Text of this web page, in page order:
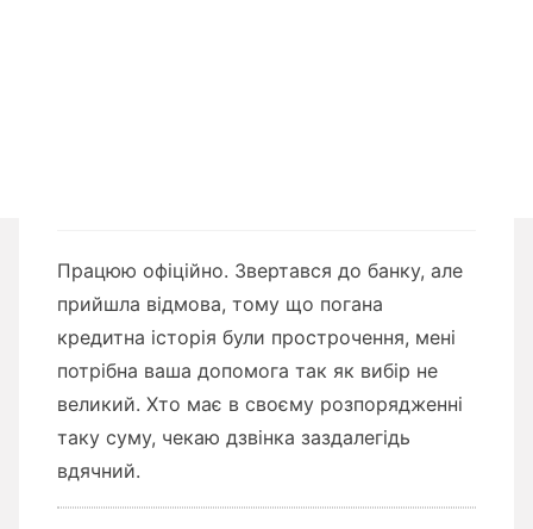
Працюю офіційно. Звертався до банку, але
прийшла відмова, тому що погана
кредитна історія були прострочення, мені
потрібна ваша допомога так як вибір не
великий. Хто має в своєму розпорядженні
таку суму, чекаю дзвінка заздалегідь
вдячний.